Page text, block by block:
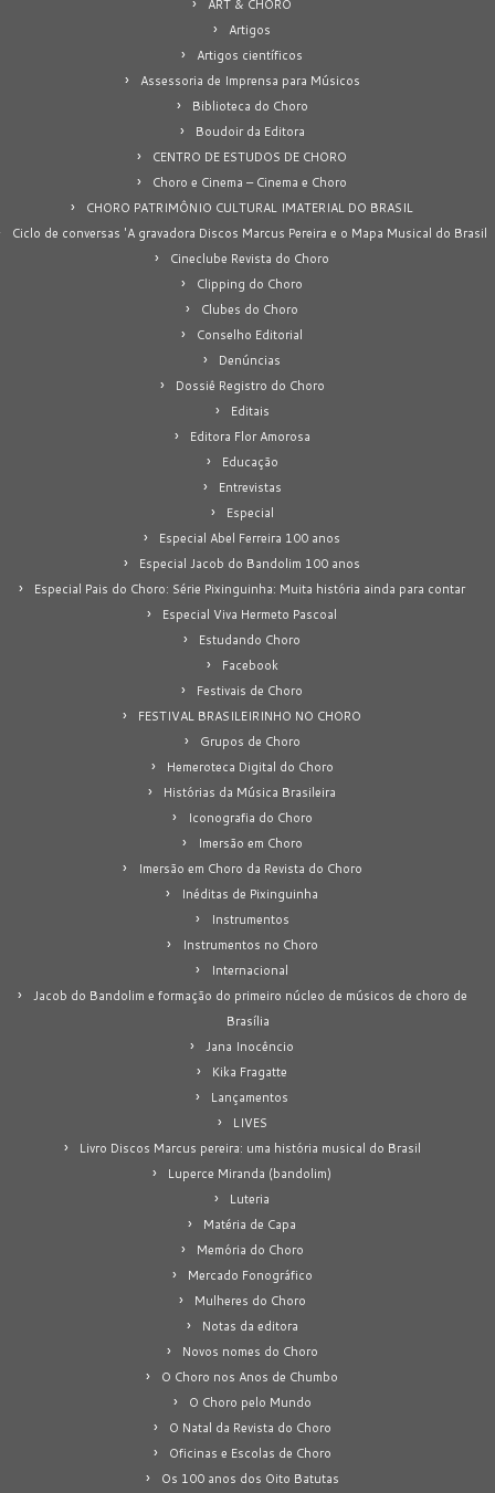
ART & CHORO
Artigos
Artigos científicos
Assessoria de Imprensa para Músicos
Biblioteca do Choro
Boudoir da Editora
CENTRO DE ESTUDOS DE CHORO
Choro e Cinema – Cinema e Choro
CHORO PATRIMÔNIO CULTURAL IMATERIAL DO BRASIL
Ciclo de conversas 'A gravadora Discos Marcus Pereira e o Mapa Musical do Brasil
Cineclube Revista do Choro
Clipping do Choro
Clubes do Choro
Conselho Editorial
Denúncias
Dossiê Registro do Choro
Editais
Editora Flor Amorosa
Educação
Entrevistas
Especial
Especial Abel Ferreira 100 anos
Especial Jacob do Bandolim 100 anos
Especial Pais do Choro: Série Pixinguinha: Muita história ainda para contar
Especial Viva Hermeto Pascoal
Estudando Choro
Facebook
Festivais de Choro
FESTIVAL BRASILEIRINHO NO CHORO
Grupos de Choro
Hemeroteca Digital do Choro
Histórias da Música Brasileira
Iconografia do Choro
Imersão em Choro
Imersão em Choro da Revista do Choro
Inéditas de Pixinguinha
Instrumentos
Instrumentos no Choro
Internacional
Jacob do Bandolim e formação do primeiro núcleo de músicos de choro de
Brasília
Jana Inocêncio
Kika Fragatte
Lançamentos
LIVES
Livro Discos Marcus pereira: uma história musical do Brasil
Luperce Miranda (bandolim)
Luteria
Matéria de Capa
Memória do Choro
Mercado Fonográfico
Mulheres do Choro
Notas da editora
Novos nomes do Choro
O Choro nos Anos de Chumbo
O Choro pelo Mundo
O Natal da Revista do Choro
Oficinas e Escolas de Choro
Os 100 anos dos Oito Batutas